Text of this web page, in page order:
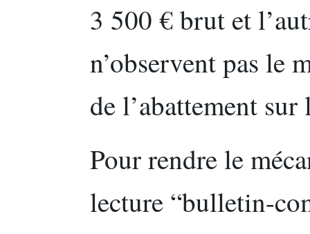
3 500 € brut et
n’observent pas le
de l’abattement
Pour rendre le
lecture “bulletin-